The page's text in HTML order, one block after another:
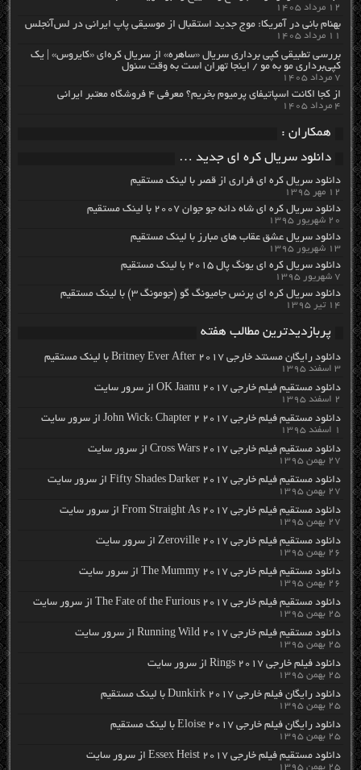
۱۲ مرداد ۱۴۰۵
بهنام بانی در آمریکا: موج جدید استقبال از موسیقی پاپ ایرانی در لس‌آنجلس
۱۱ مرداد ۱۴۰۵
بررسی تطبیقی کپی برداری سریال «ساهره» از سریال کره‌ای «کایروس» | یک
کپی‌برداری مو به مو / اینجا تهران است به وقت سئول
۷ مرداد ۱۴۰۵
از کجا اکانت اسپاتیفای پرمیوم بخریم؟ معرفی ۴ فروشگاه معتبر ایرانی
۴ مرداد ۱۴۰۵
همکاران :
دانلود سریال کره ای جدید …
دانلود سریال کره ای فراری از قصر با لینک مستقیم
۱۲ مهر ۱۳۹۵
دانلود سریال کره ای شاه دائه جو جوان ۲۰۰۷ با لینک مستقیم
۲۰ شهریور ۱۳۹۵
دانلود سریال عشق عقاب های مبارز با لینک مستقیم
۱۳ شهریور ۱۳۹۵
دانلود سریال کره ای یونگ پال ۲۰۱۵ با لینک مستقیم
۷ شهریور ۱۳۹۵
دانلود سریال کره ای پرنس جامیونگ گو (جومونگ ۳) با لینک مستقیم
۱۴ تیر ۱۳۹۵
پربازدیدترین مطالب هفته
دانلود رایگان مسنتد خارجی Britney Ever After 2017 با لینک مستقیم
۳ اسفند ۱۳۹۵
دانلود مستقیم فیلم خارجی OK Jaanu 2017 از سرور سایت
۲ اسفند ۱۳۹۵
دانلود مستقیم فیلم خارجی John Wick: Chapter 2 2017 از سرور سایت
۱ اسفند ۱۳۹۵
دانلود مستقیم فیلم خارجی Cross Wars 2017 از سرور سایت
۲۷ بهمن ۱۳۹۵
دانلود مستقیم فیلم خارجی Fifty Shades Darker 2017 از سرور سایت
۲۷ بهمن ۱۳۹۵
دانلود مستقیم فیلم خارجی From Straight As 2017 از سرور سایت
۲۷ بهمن ۱۳۹۵
دانلود مستقیم فیلم خارجی Zeroville 2017 از سرور سایت
۲۶ بهمن ۱۳۹۵
دانلود مستقیم فیلم خارجی The Mummy 2017 از سرور سایت
۲۶ بهمن ۱۳۹۵
دانلود مستقیم فیلم خارجی The Fate of the Furious 2017 از سرور سایت
۲۵ بهمن ۱۳۹۵
دانلود مستقیم فیلم خارجی Running Wild 2017 از سرور سایت
۲۵ بهمن ۱۳۹۵
دانلود فیلم خارجی Rings 2017 از سرور سایت
۲۵ بهمن ۱۳۹۵
دانلود رایگان فیلم خارجی Dunkirk 2017 با لینک مستقیم
۲۵ بهمن ۱۳۹۵
دانلود رایگان فیلم خارجی Eloise 2017 با لینک مستقیم
۲۵ بهمن ۱۳۹۵
دانلود مستقیم فیلم خارجی Essex Heist 2017 از سرور سایت
۲۵ بهمن ۱۳۹۵